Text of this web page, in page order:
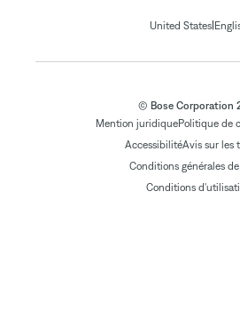
United States|
© Bose Corporation
Mention juridiquePolitique de
AccessibilitéAvis sur les
Conditions générales
Conditions